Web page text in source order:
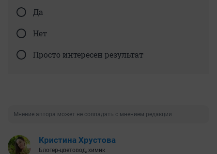
Да
Нет
Просто интересен результат
Мнение автора может не совпадать с мнением редакции
Кристина Хрустова
Блогер-цветовод, химик